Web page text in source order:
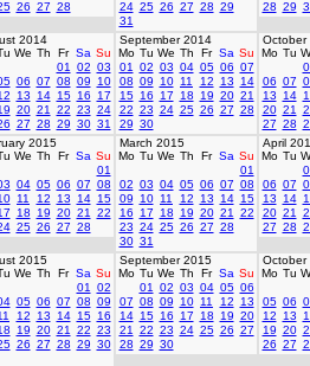
26 27 28
24 25 26 27 28 29
31
28 29
2014
We Th Fr Sa Su
01
02 03
06 07 08 09
10
13 14 15 16
17
20 21 22 23 24
27 28 29 30 31
September 2014
Mo Tu We Th Fr Sa Su
01
02 03 04 05 06 07
08 09 10 11 12 13
14
15 16 17 18 19 20 21
22 23 24 25 26 27 28
29 30
October
Mo Tu
06 07
13
14
20 21
27 28
2015
We Th Fr Sa Su
01
04 05 06 07 08
11 12 13 14 15
18 19 20 21
22
25 26 27 28
March 2015
Mo Tu We Th Fr Sa Su
01
02 03 04 05 06 07 08
09
10 11 12 13 14 15
16
17 18 19 20 21
22
23 24 25 26 27 28
30 31
April
Mo Tu
06 07
13
14
20 21
27 28
2015
We Th Fr Sa Su
01
02
05 06 07 08 09
12 13 14 15 16
19 20 21 22 23
26 27 28 29 30
September 2015
Mo Tu We Th Fr Sa Su
01
02 03 04 05 06
07 08 09 10 11 12
13
14 15 16 17 18 19 20
21
22 23 24 25 26 27
28 29 30
October
Mo Tu
05 06
12
13
19 20
26 27